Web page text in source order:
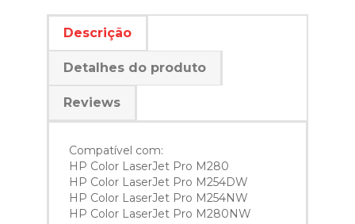
Descrição
Detalhes do produto
Reviews
Compatível com:
HP Color LaserJet Pro M280
HP Color LaserJet Pro M254DW
HP Color LaserJet Pro M254NW
HP Color LaserJet Pro M280NW